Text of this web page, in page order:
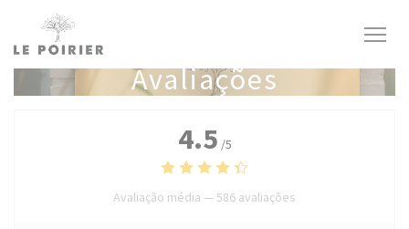
Painel de Gerenciamento de Cookies
Avaliações
4.5 /5
Avaliação média —586 avaliações